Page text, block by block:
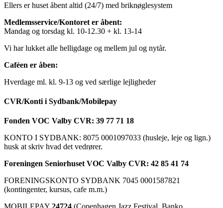
Ellers er huset åbent altid (24/7) med briknøglesystem
Medlemsservice/Kontoret er åbent:
Mandag og torsdag kl. 10-12.30 + kl. 13-14
Vi har lukket alle helligdage og mellem jul og nytår.
Caféen er åben:
Hverdage ml. kl. 9-13 og ved særlige lejligheder
CVR/Konti i Sydbank/Mobilepay
Fonden VOC Valby CVR: 39 77 71 18
KONTO I SYDBANK: 8075 0001097033 (husleje, leje og lign.)
husk at skriv hvad det vedrører.
Foreningen Seniorhuset VOC Valby CVR: 42 85 41 74
FORENINGSKONTO SYDBANK 7045 0001587821
(kontingenter, kursus, cafe m.m.)